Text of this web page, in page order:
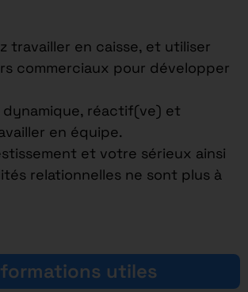
travailler en caisse, et utiliser
commerciaux pour développer
dynamique, réactif(ve) et
en équipe.
et votre sérieux ainsi
relationnelles ne sont plus à
utiles